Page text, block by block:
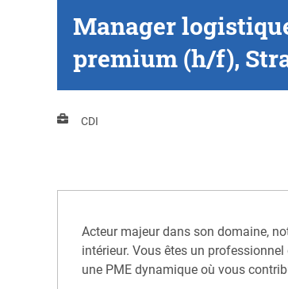
Manager
premium (h/f),
CDI
Acteur majeur dans son domaine,
intérieur. Vous êtes un
une PME dynamique où vous